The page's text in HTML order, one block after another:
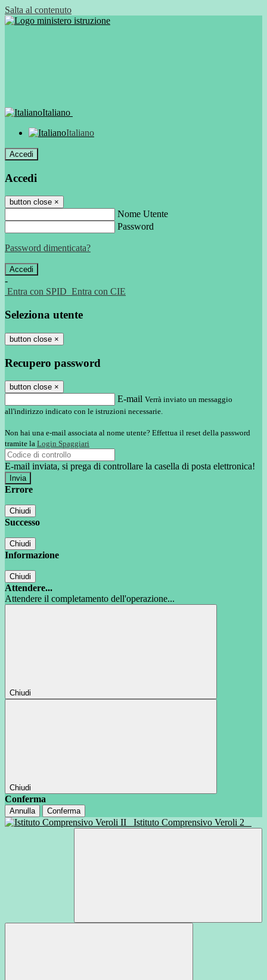
Salta al contenuto
Italiano
Italiano
Accedi
Accedi
button close ×
Nome Utente
Password
Password dimenticata?
-
Entra con SPID Entra con CIE
Seleziona utente
button close ×
Recupero password
button close ×
E-mail Verrà inviato un messaggio
all'indirizzo indicato con le istruzioni necessarie.
Non hai una e-mail associata al nome utente? Effettua il reset della password
tramite la Login Spaggiari
E-mail inviata, si prega di controllare la casella di posta elettronica!
Errore
Chiudi
Successo
Chiudi
Informazione
Chiudi
Attendere...
Attendere il completamento dell'operazione...
Chiudi
Chiudi
Conferma
Annulla Conferma
Istituto Comprensivo Veroli 2